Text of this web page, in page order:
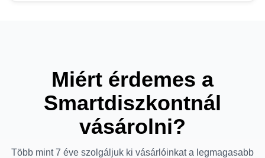
Miért érdemes a
Smartdiszkontnál
vásárolni?
Több mint 7 éve szolgáljuk ki vásárlóinkat a legmagasabb